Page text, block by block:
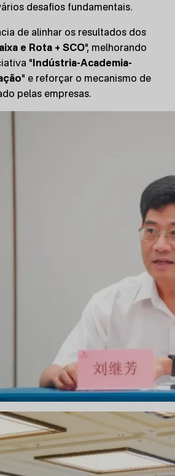
desafios fundamentais.
de alinhar os resultados dos
e Rota + SCO", melhorando
"Indústria-Academia-
" e reforçar o mecanismo de
pelas empresas.